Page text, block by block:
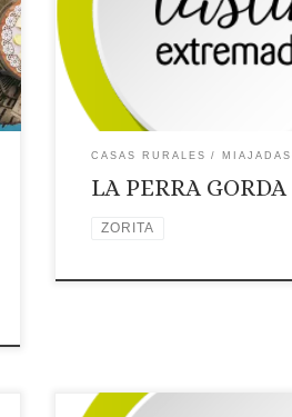
Dirección: C/ Trujillo, 39
Correo Electrónico: Contactar
electrónico
Teléfono:
Placa distintiva 🗺Ubicación
CASAS RURALES
LA PERRA GORDA
ZORITA